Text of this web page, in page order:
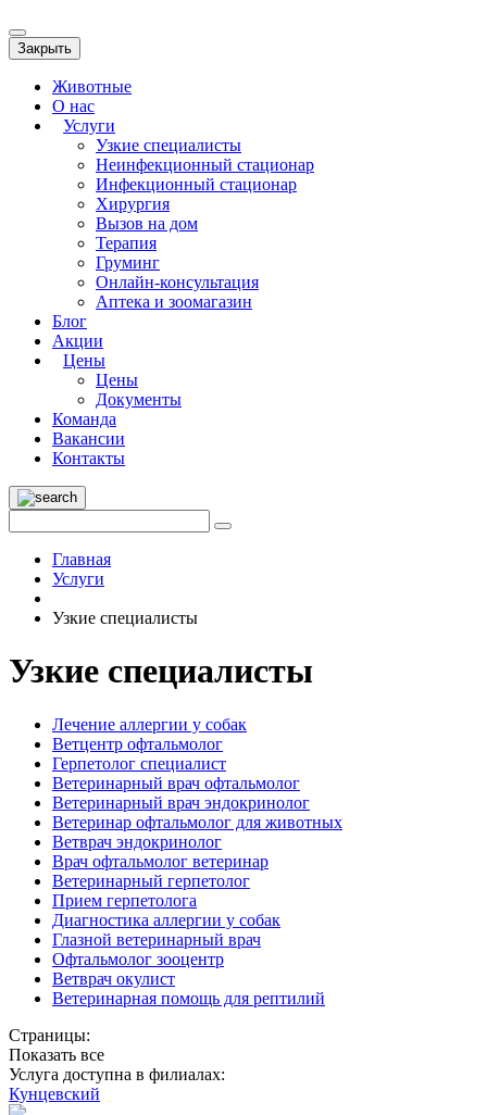
Закрыть
Животные
О нас
Услуги
Узкие специалисты
Неинфекционный стационар
Инфекционный стационар
Хирургия
Вызов на дом
Терапия
Груминг
Онлайн-консультация
Аптека и зоомагазин
Блог
Акции
Цены
Цены
Документы
Команда
Вакансии
Контакты
Главная
Услуги
Узкие специалисты
Узкие специалисты
Лечение аллергии у собак
Ветцентр офтальмолог
Герпетолог специалист
Ветеринарный врач офтальмолог
Ветеринарный врач эндокринолог
Ветеринар офтальмолог для животных
Ветврач эндокринолог
Врач офтальмолог ветеринар
Ветеринарный герпетолог
Прием герпетолога
Диагностика аллергии у собак
Глазной ветеринарный врач
Офтальмолог зооцентр
Ветврач окулист
Ветеринарная помощь для рептилий
Страницы:
Показать все
Услуга доступна в филиалах:
Кунцевский